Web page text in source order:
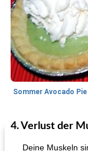
Sommer Avocado Pie
Kurs
4. Verlust der
Deine Muskeln